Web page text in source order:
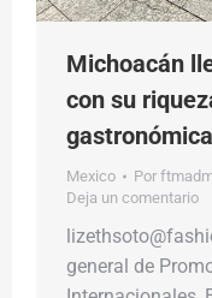
Michoacán
con su
Mexico Por
Deja un comentario
general de